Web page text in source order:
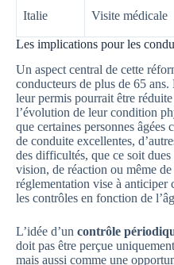
Italie Visite médicale
Les implications pour les
Un aspect central de cette
conducteurs de plus de 65
leur permis pourrait être
l’évolution de leur condition
que certaines personnes âgées
de conduite excellentes,
des difficultés, que ce soit dues
vision, de réaction ou même
réglementation vise à anticiper
les contrôles en fonction de
L’idée d’un contrôle
doit pas être perçue
mais aussi comme une